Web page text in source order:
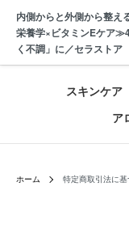
内側からと外側から整
栄養学×ビタミンEケア
く不調」に／セラストア
スキンケア
ア
ホーム 特定商取引法に